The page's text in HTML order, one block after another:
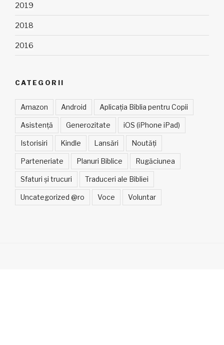
2019
2018
2016
CATEGORII
Amazon Android Aplicația Biblia pentru Copii
Asistență Generozitate iOS (iPhone iPad)
Istorisiri Kindle Lansări Noutăți
Parteneriate Planuri Biblice Rugăciunea
Sfaturi și trucuri Traduceri ale Bibliei
Uncategorized @ro Voce Voluntar